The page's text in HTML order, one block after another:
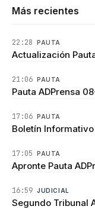
Más recientes
22:28 PAUTA
Actualización
21:06 PAUTA
Pauta ADPrensa
17:06 PAUTA
Boletín Informativo
17:05 PAUTA
Apronte Pauta
16:59 JUDICIAL
Segundo Tribunal